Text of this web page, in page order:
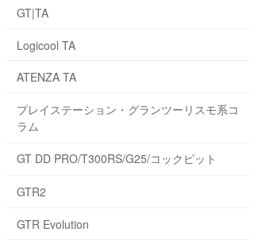
GT|TA
Logicool TA
ATENZA TA
プレイステーション・グランツーリスモ系コ
ラム
GT DD PRO/T300RS/G25/コックピット
GTR2
GTR Evolution